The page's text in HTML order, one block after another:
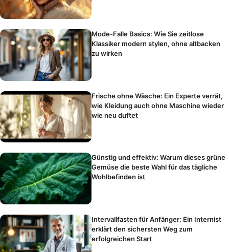
Mode-Falle Basics: Wie Sie zeitlose
Klassiker modern stylen, ohne altbacken
zu wirken
Frische ohne Wäsche: Ein Experte verrät,
wie Kleidung auch ohne Maschine wieder
wie neu duftet
Günstig und effektiv: Warum dieses grüne
Gemüse die beste Wahl für das tägliche
Wohlbefinden ist
Intervallfasten für Anfänger: Ein Internist
erklärt den sichersten Weg zum
erfolgreichen Start